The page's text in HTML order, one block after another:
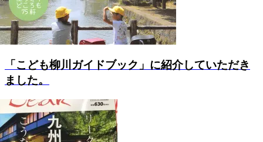
「こども柳川ガイドブック」に紹介していただき
ました。